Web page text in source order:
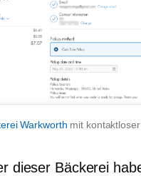
Warkworth mit
dieser Bäckerei